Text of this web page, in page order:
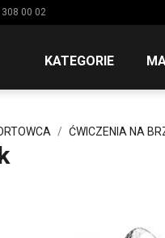
308 00 02
KATEGORIE
ĆWICZENIA NA